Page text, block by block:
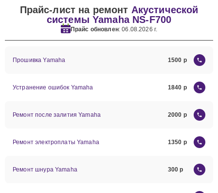
Прайс-лист на ремонт Акустической
системы Yamaha NS-F700
Прайс обновлен: 06.08.2026 г.
Прошивка Yamaha 1500
Устранение ошибок Yamaha 1840
Ремонт после залития Yamaha 2000
Ремонт электроплаты Yamaha 1350
Ремонт шнура Yamaha 300